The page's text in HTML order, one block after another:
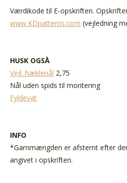
Værdikode til E-opskriften.
www.KDpatterns.com (vejledning
HUSK OGSÅ
Vejl. hæklenål 2,75
Nål uden spids til montering
Fyldevat
INFO
*Garnmængden er afstemt efter
angivet i opskriften.